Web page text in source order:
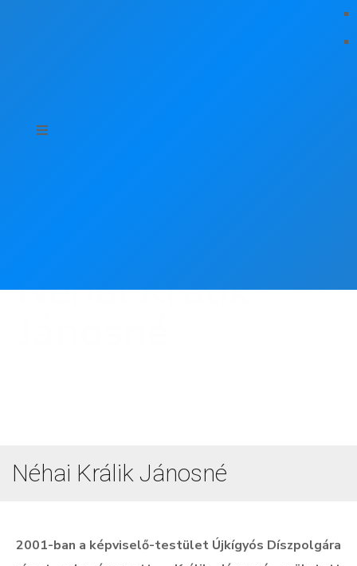
Néhai Králik
Néhai Králik Jánosné
2001-ban a képviselő-testület Újkígyós Díszpolgára